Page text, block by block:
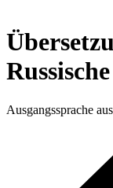
Russische
Ausgangssprache